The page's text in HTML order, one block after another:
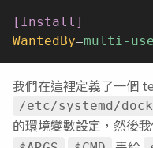
[Install]
WantedBy=multi-
我們在這裡定義了一個
/etc/systemd/
的環境變數設定，然後